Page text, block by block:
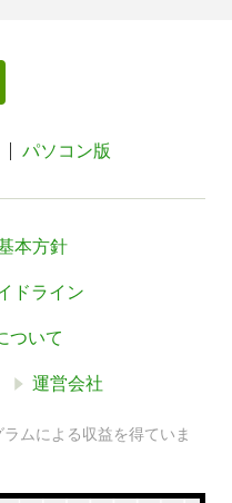
パソコン版
本方針
ドライン
ついて
運営会社
ムによる収益を得ていま